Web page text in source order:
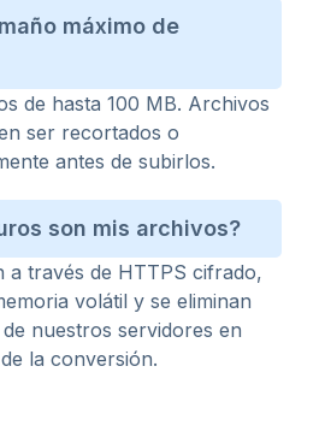
máximo de
de hasta 100 MB. Archivos
ser recortados o
antes de subirlos.
son mis archivos?
a través de HTTPS cifrado,
volátil y se eliminan
nuestros servidores en
la conversión.